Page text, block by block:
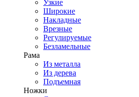
Узкие
Широкие
Накладные
Врезные
Регулируемые
Безламельные
Рама
Из металла
Из дерева
Подъемная
Ножки